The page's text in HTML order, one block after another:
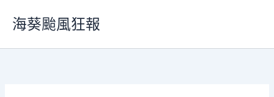
要
海葵颱風狂報